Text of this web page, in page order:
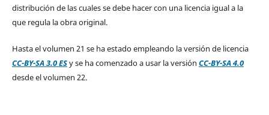
distribución de las cuales se debe hacer con una licencia igual a la
que regula la obra original.
Hasta el volumen 21 se ha estado empleando la versión de licencia
CC-BY-SA 3.0 ESy se ha comenzado a usar la versión CC-BY-SA 4.0
desde el volumen 22.